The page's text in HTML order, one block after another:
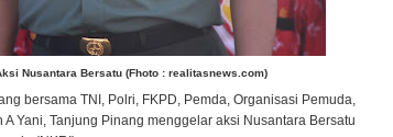
Nusantara Bersatu (Fhoto : realitasnews.com)
bersama TNI, Polri, FKPD, Pemda, Organisasi Pemuda,
Yani, Tanjung Pinang menggelar aksi Nusantara Bersatu